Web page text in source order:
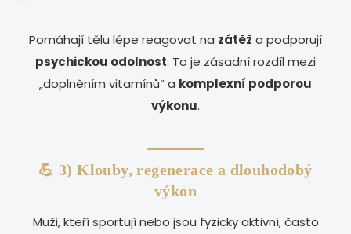
Pomáhají tělu lépe reagovat na zátěž a podporují
psychickou odolnost. To je zásadní rozdíl mezi
„doplněním vitamínů“ a komplexní podporou
výkonu.
💪 3) Klouby, regenerace a dlouhodobý
výkon
Muži, kteří sportují nebo jsou fyzicky aktivní, často